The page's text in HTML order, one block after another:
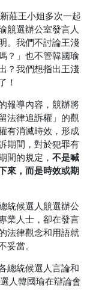
莊王小姐多次一起
競選辦公室發言人
。我們不討論王淺
？」也不管韓國瑜
？我們想指出王淺
！
報導內容，競辦將
法律追訴權」的觀
有消滅時效，形成
期間，對於犯罪有
間的規定， 不是喊
來，而是時效或期
統候選人競選辦公
業人士，卻在發言
法律觀念和用語就
妥當。
總統候選人言論和
人韓國瑜在辯論會